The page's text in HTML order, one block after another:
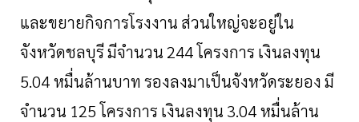
และขยายกิจการโรงงาน ส่วนใหญ่จะอยู่ใน
จังหวัดชลบุรีมีจำนวน244โครงการ เงินลงทุน
5.04หมื่นล้านบาทรองลงมาเป็นจังหวัดระยองมี
จำนวน 125โครงการ เงินลงทุน 3.04หมื่นล้าน